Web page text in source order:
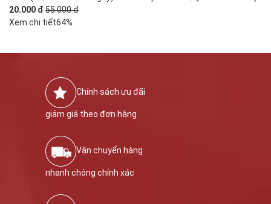
20.000 đ 55.000 đ
Xem chi tiết64%
Chính sách ưu đãi
giảm giá theo đơn hàng
Vận chuyển hàng
nhanh chóng chính xác